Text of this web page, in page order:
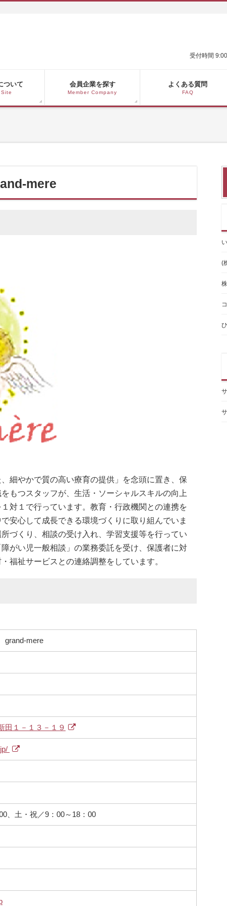
受付時間
ついて 会員企業を探す
Member Company
よくある質問
FAQ
mere
細やかで質の高い療育の提供」を念頭に置き、保
もつスタッフが、生活・ソーシャルスキルの向上
対１で行っています。教育・行政機関との連携を
安心して成長できる環境づくりに取り組んでいま
づくり、相談の受け入れ、学習支援等を行ってい
がい児一般相談」の業務委託を受け、保護者に対
福祉サービスとの連絡調整をしています。
grand-mere
田１－１３－１９
、土・祝／9：00～18：00
(